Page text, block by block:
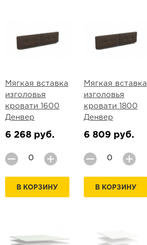
Мягкая вставка
изголовья
кровати 1600
Денвер
6 268 руб.
В КОРЗИНУ
Мягкая вставка
изголовья
кровати 1800
Денвер
6 809 руб.
В КОРЗИНУ